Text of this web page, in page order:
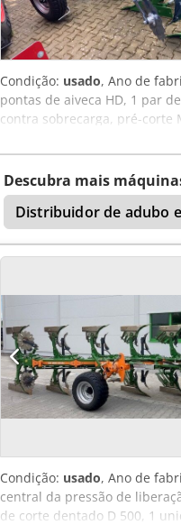
Condição: usado, Ano de
pontas de aiveca HD, 1 par
contra sobrecarga, pré-corte
protetor de contato, 1 par de
Descubra mais
Distribuidor de adubo
Condição: usado, Ano de
central da pressão de
de corte dentado D 500, 1